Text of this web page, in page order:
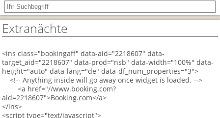
Autorundreisen
England
Schottland
Wales
Wanderurlaub
Wandern in Cornwall
Wandern in England
Wandern in Schottland
Classic-Car-Reise durch Südengland
Für Outlander‑Fans: inspiriert durch die Highland Saga
Gartenreisen England
Allergikerreisen
BTCo
Extranächte
<ins class="bookingaff" data-aid="2218607" data-
target_aid="2218607" data-prod="nsb" data-width="100%" data-
height="auto" data-lang="de" data-df_num_properties="3">
<!-- Anything inside will go away once widget is loaded. -->
<a href="//www.booking.com?
aid=2218607">Booking.com</a>
</ins>
<script type="text/javascript">